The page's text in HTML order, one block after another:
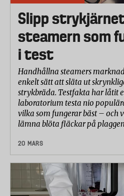
Slipp
steamern som
i test
Handhållna steamers
enkelt sätt att släta ut
strykbräda. Testfakta har låtit
laboratorium testa nio
vilka som fungerar bäst – och
lämna blöta fläckar på
20 MARS